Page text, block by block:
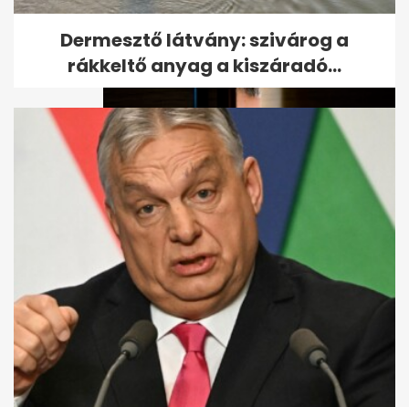
Csányi Vilmos: Ez a törvény
egy baromság
Dermesztő látvány: szivárog a
rákkeltő anyag a kiszáradó...